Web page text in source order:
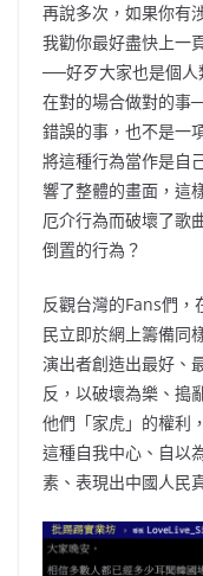
再說多次，如果你有
我勸你最好盡快上一
──好歹大家也是個人
在對的場合做對的事
錯誤的事，也不是一
將這種行為當作是自
響了整體的畫面，這
厄介行為而破壞了歌
倒置的行為？
反觀台灣的Fans們
民立即於網上籌備同
演出者創造出最好、
反，以破壞為樂、搗
他們「家虎」的權利
這種自我中心、自以
素、表現出中國人民